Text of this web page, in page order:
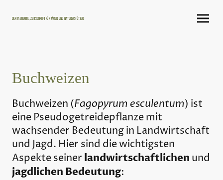
Der Jagdbote, Zeitschrift für Jäger und Naturschützer
Buchweizen
Buchweizen (Fagopyrum esculentum) ist
eine Pseudogetreidepflanze mit
wachsender Bedeutung in Landwirtschaft
und Jagd. Hier sind die wichtigsten
Aspekte seiner landwirtschaftlichen und
jagdlichen Bedeutung: